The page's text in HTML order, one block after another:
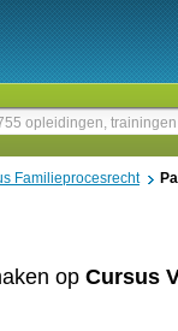
Familieprocesrecht
op Cursus